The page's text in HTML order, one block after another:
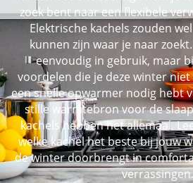
zoek bent naar een flexibele
Elektrische kachels zouden
kunnen zijn waar je naar
eenvoudig in gebruik, maar
voordelen die je deze winter
een snelle opwarmer nodig hebt
stille warmtebron voor de
kachels hebben het allemaal.
welke kachel het beste bij jouw
de winter doorbrengt in
verrassingen.